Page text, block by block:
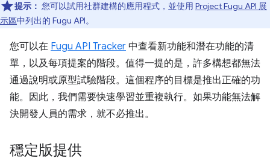
提示： 您可以試用社群建構的應用程式，並使用 Project Fugu API 展
示區中列出的 Fugu API。
您可以在 Fugu API Tracker 中查看新功能和潛在功能的清
單，以及每項提案的階段。值得一提的是，許多構想都無法
通過說明或原型試驗階段。這個程序的目標是推出正確的功
能。因此，我們需要快速學習並重複執行。如果功能無法解
決開發人員的需求，就不必推出。
穩定版提供